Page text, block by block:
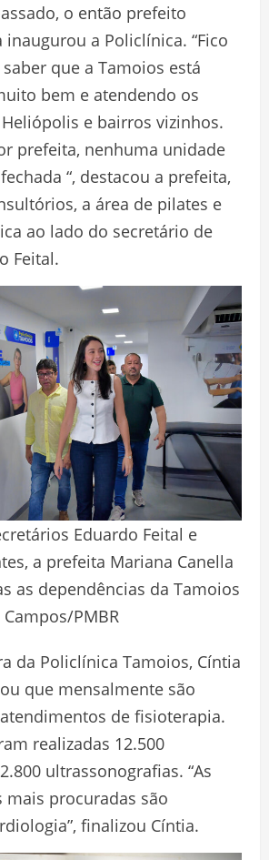
o então prefeito
inaugurou a Policlínica. “Fico
que a Tamoios está
bem e atendendo os
e bairros vizinhos.
prefeita, nenhuma unidade
“, destacou a prefeita,
a área de pilates e
ao lado do secretário de
Feital.
Eduardo Feital e
a prefeita Mariana Canella
as dependências da Tamoios
PMBR
da Policlínica Tamoios, Cíntia
que mensalmente são
de fisioterapia.
realizadas 12.500
ultrassonografias. “As
mais procuradas são
finalizou Cíntia.